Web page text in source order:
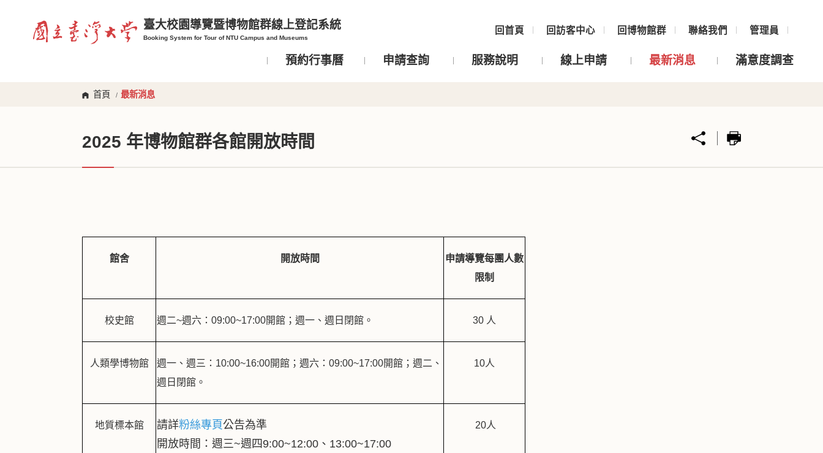
臺大校園導覽暨博物館群線上登記系統
Booking System for Tour of NTU Campus and Museums
回首頁 回訪客中心 回博物館群 聯絡我們 管理員
預約行事曆 申請查詢 服務說明 線上申請 最新消息 滿意度調查
首頁 / 最新消息
2025 年博物館群各館開放時間
館舍 開放時間
申請導覽每團人數
限制
校史館 週二~週六：09:00~17:00開館；週一、週日閉館。 30 人
人類學博物館 週一、週三：10:00~16:00開館；週六：09:00~17:00開館；週二、
週日閉館。
10人
地質標本館 請詳粉絲專頁公告為準
開放時間：週三~週四9:00~12:00、13:00~17:00
20人